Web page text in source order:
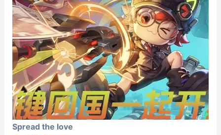
Spread the love